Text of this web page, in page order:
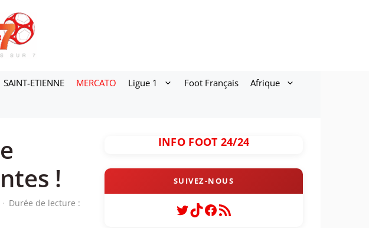
SAINT-ETIENNE MERCATO Ligue 1 Foot Français Afrique
!
· Durée de lecture :
INFO FOOT 24/24
Twitter
TikTok
Facebook
Flux RSS